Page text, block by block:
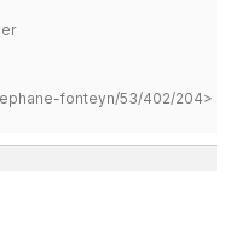
fonteyn/53/402/204>